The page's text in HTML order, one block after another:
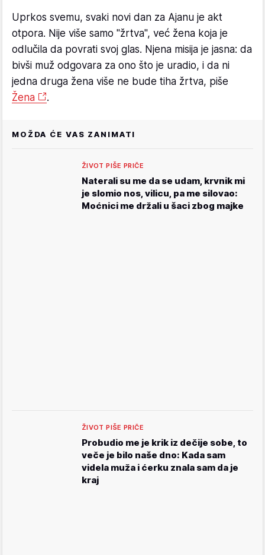
Uprkos svemu, svaki novi dan za Aјanu je akt
otpora. Nije više samo "žrtva", već žena koja je
odlučila da povrati svoj glas. Njena misija je jasna: da
bivši muž odgovara za ono što je uradio, i da ni
jedna druga žena više ne bude tiha žrtva, piše
Žena
.
MOŽDA ĆE VAS ZANIMATI
ŽIVOT PIŠE PRIČE
Naterali su me da se udam, krvnik mi
je slomio nos, vilicu, pa me silovao:
Moćnici me držali u šaci zbog majke
ŽIVOT PIŠE PRIČE
Probudio me je krik iz dečije sobe, to
veče je bilo naše dno: Kada sam
videla muža i ćerku znala sam da je
kraj